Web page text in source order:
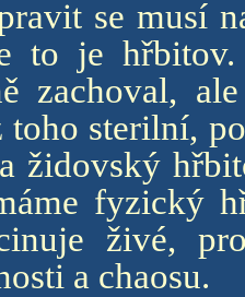
se musí
to je hřbitov.
zachoval,
toho sterilní,
židovský
fyzický
živé,
a chaosu.